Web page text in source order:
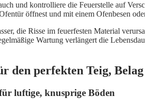
und kontrolliere die Feuerstelle auf
öffnest und mit einem Ofenbesen
die Risse im feuerfesten Material
Wartung verlängert die
den perfekten Teig,
luftige, knusprige Böden